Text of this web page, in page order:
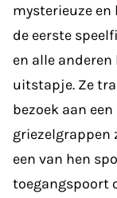
mysterieuze
de eerste
en alle
uitstapje. Ze
bezoek aan
griezelgrappen
een van hen
toegangspoort